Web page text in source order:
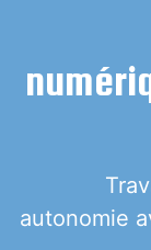
autonomie